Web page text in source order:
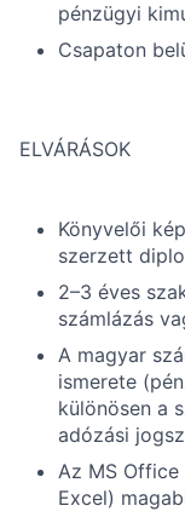
pénzügyi
Csapaton
ELVÁRÁSOK
Könyvelői
szerzett
2–3 éves
számlázás
A magyar
ismerete
különösen a
adózási
Az MS Office
Excel)